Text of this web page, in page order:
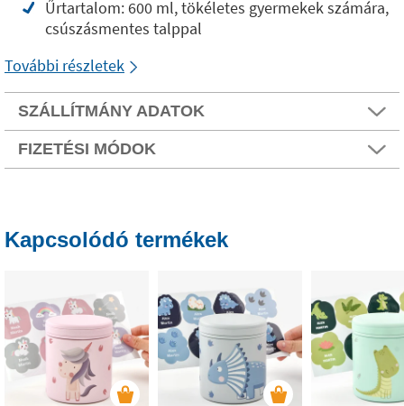
Űrtartalom: 600 ml, tökéletes gyermekek számára,
csúszásmentes talppal
További részletek
SZÁLLÍTMÁNY ADATOK
FIZETÉSI MÓDOK
Kapcsolódó termékek